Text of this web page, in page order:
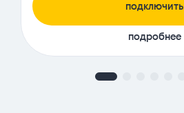
подключить
подробнее